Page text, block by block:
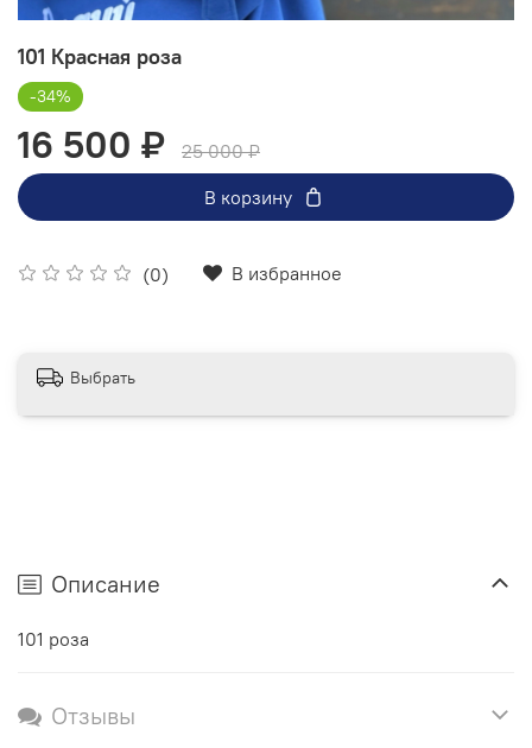
101 Красная роза
(0) В избранное
-34%
16 500 ₽
25 000 ₽
В корзину
Выбрать
Описание
101 роза
Отзывы